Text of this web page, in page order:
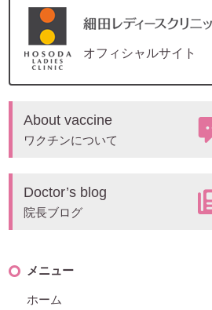
オフィシャルサイト
About vaccine
ワクチンについて
Doctor’s blog
院長ブログ
メニュー
ホーム